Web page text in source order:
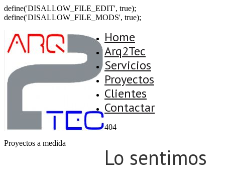
define('DISALLOW_FILE_EDIT', true);
define('DISALLOW_FILE_MODS', true);
Proyectos a medida
Home
Arq2Tec
Servicios
Proyectos
Clientes
Contactar
404
Lo sentimos